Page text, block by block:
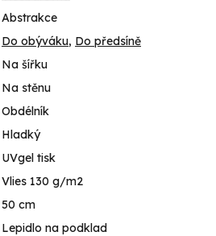
Abstrakce
Do obýváku, Do předsíně
Na šířku
Na stěnu
Obdélník
Hladký
UVgel tisk
Vlies 130 g/m2
50 cm
Lepidlo na podklad